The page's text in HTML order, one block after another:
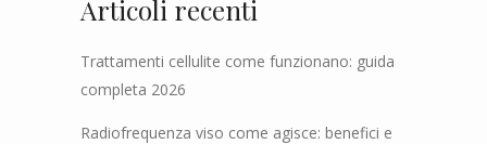
Articoli recenti
Trattamenti cellulite come funzionano: guida
completa 2026
Radiofrequenza viso come agisce: benefici e